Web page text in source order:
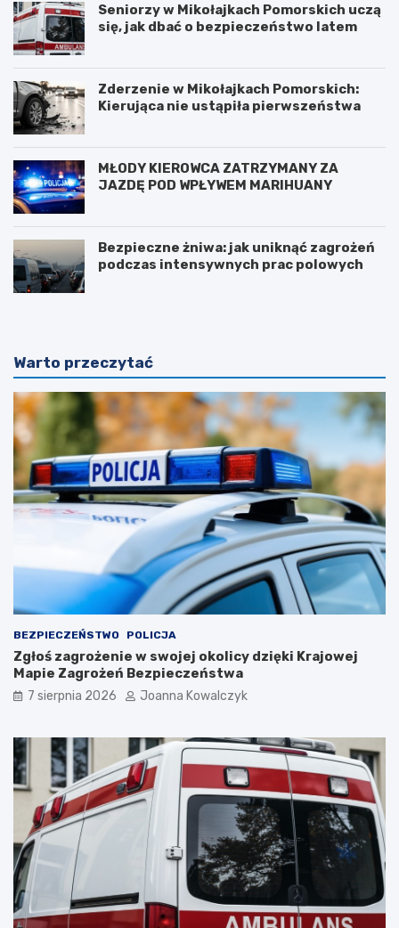
Seniorzy w Mikołajkach Pomorskich uczą
się, jak dbać o bezpieczeństwo latem
Zderzenie w Mikołajkach Pomorskich:
Kierująca nie ustąpiła pierwszeństwa
MŁODY KIEROWCA ZATRZYMANY ZA
JAZDĘ POD WPŁYWEM MARIHUANY
Bezpieczne żniwa: jak uniknąć zagrożeń
podczas intensywnych prac polowych
Warto przeczytać
BEZPIECZEŃSTWO POLICJA
Zgłoś zagrożenie w swojej okolicy dzięki Krajowej
Mapie Zagrożeń Bezpieczeństwa
7 sierpnia 2026 Joanna Kowalczyk